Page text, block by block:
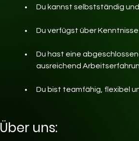
Du kannst selbstständig
Du verfügst über
Du hast eine
ausreichend
Du bist teamfähig, flexibel
Über uns: